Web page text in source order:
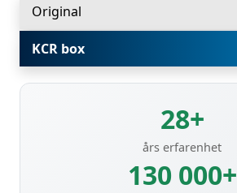
Original
KCR box
28+
års erfarenhet
130 000+